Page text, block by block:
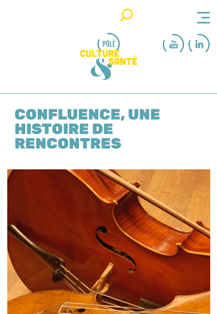
CONFLUENCE, UNE
HISTOIRE DE
RENCONTRES